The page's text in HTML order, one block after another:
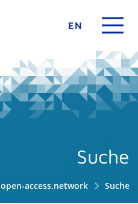
EN
Suche
open-access.network Suche